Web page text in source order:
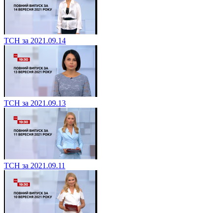
ТСН за 2021.09.14
ТСН за 2021.09.13
ТСН за 2021.09.11